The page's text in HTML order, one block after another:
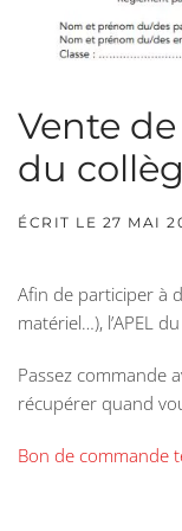
Vente de
du
ÉCRIT LE 27 MAI
Afin de participer à
matériel…), l’APEL
Passez commande
récupérer quand
Bon de commande